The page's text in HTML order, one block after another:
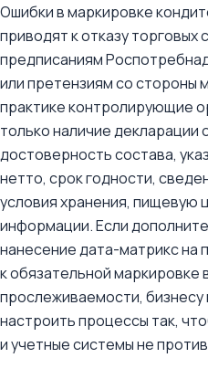
Ошибки в маркировке
приводят к отказу торговых
предписаниям
или претензиям со стороны
практике контролирующие
только наличие декларации
достоверность состава,
нетто, срок годности,
условия хранения, пищевую
информации. Если
нанесение дата-матрикс на
к обязательной маркировке
прослеживаемости,
настроить процессы так,
и учетные системы не